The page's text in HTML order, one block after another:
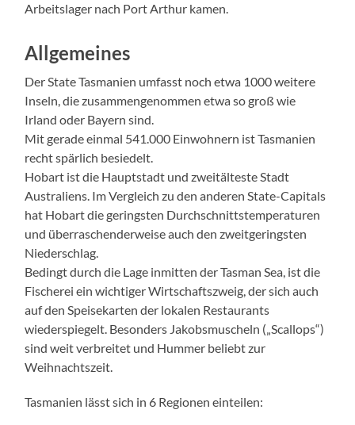
Arbeitslager nach Port Arthur kamen.
Allgemeines
Der State Tasmanien umfasst noch etwa 1000 weitere
Inseln, die zusammengenommen etwa so groß wie
Irland oder Bayern sind.
Mit gerade einmal 541.000 Einwohnern ist Tasmanien
recht spärlich besiedelt.
Hobart ist die Hauptstadt und zweitälteste Stadt
Australiens. Im Vergleich zu den anderen State-Capitals
hat Hobart die geringsten Durchschnittstemperaturen
und überraschenderweise auch den zweitgeringsten
Niederschlag.
Bedingt durch die Lage inmitten der Tasman Sea, ist die
Fischerei ein wichtiger Wirtschaftszweig, der sich auch
auf den Speisekarten der lokalen Restaurants
wiederspiegelt. Besonders Jakobsmuscheln („Scallops“)
sind weit verbreitet und Hummer beliebt zur
Weihnachtszeit.
Tasmanien lässt sich in 6 Regionen einteilen: